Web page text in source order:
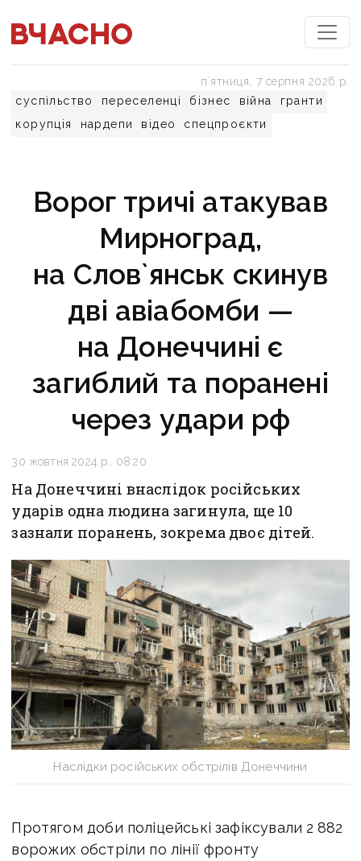
суспільство переселенці бізнес війна
гранти
корупція
нардепи відео спецпроєкти
пʼятниця, 7 серпня 2026 р.
Ворог тричі атакував
Мирноград,
на Слов`янськ скинув
дві авіабомби —
на Донеччині є
загиблий та поранені
через удари рф
30 жовтня 2024 р., 08:20
На Донеччині внаслідок російських
ударів одна людина загинула, ще 10
зазнали поранень, зокрема двоє дітей.
Наслідки російських обстрілів Донеччини
Протягом доби поліцейські зафіксували 2 882
ворожих обстріли по лінії фронту